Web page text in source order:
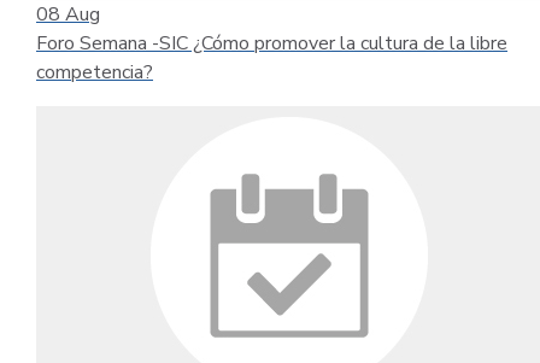
08 Aug
Foro Semana -SIC ¿Cómo promover la cultura de la libre
competencia?